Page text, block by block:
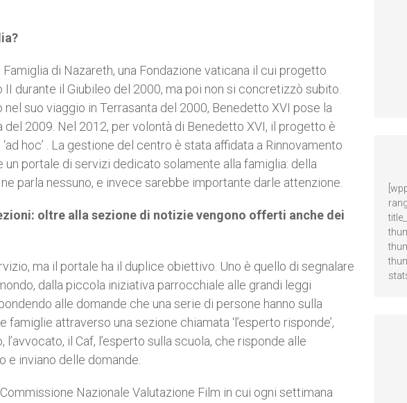
di Nazareth, una Fondazione vaticana il cui progetto
durante il Giubileo del 2000, ma poi non si concretizzò subito.
suo viaggio in Terrasanta del 2000, Benedetto XVI pose la
2009. Nel 2012, per volontà di Benedetto XVI, il progetto è
hoc’ . La gestione del centro è stata affidata a Rinnovamento
un portale di servizi dedicato solamente alla famiglia: della
parla nessuno, e invece sarebbe importante darle attenzione.
oltre alla sezione di notizie vengono offerti anche dei
ma il portale ha il duplice obiettivo. Uno è quello di segnalare
dalla piccola iniziativa parrocchiale alle grandi leggi
alle domande che una serie di persone hanno sulla
attraverso una sezione chiamata ‘l’esperto risponde’,
il Caf, l’esperto sulla scuola, che risponde alle
inviano delle domande.
Nazionale Valutazione Film in cui ogni settimana